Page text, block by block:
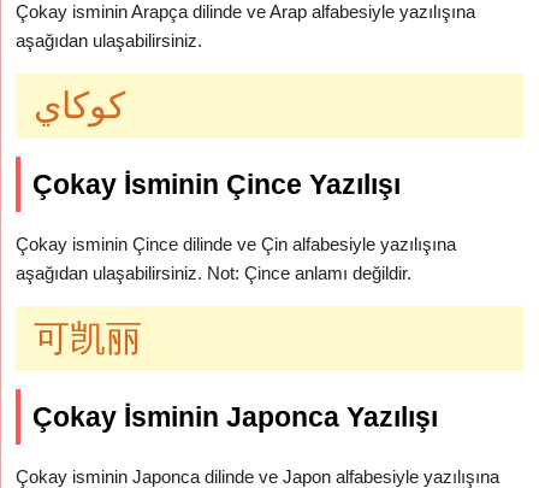
Çokay isminin Arapça dilinde ve Arap alfabesiyle yazılışına
aşağıdan ulaşabilirsiniz.
كوكاي
Çokay İsminin Çince Yazılışı
Çokay isminin Çince dilinde ve Çin alfabesiyle yazılışına
aşağıdan ulaşabilirsiniz. Not: Çince anlamı değildir.
可凯丽
Çokay İsminin Japonca Yazılışı
Çokay isminin Japonca dilinde ve Japon alfabesiyle yazılışına